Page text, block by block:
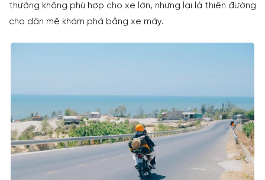
thường không phù hợp cho xe lớn, nhưng lại là thiên đường
cho dân mê khám phá bằng xe máy.